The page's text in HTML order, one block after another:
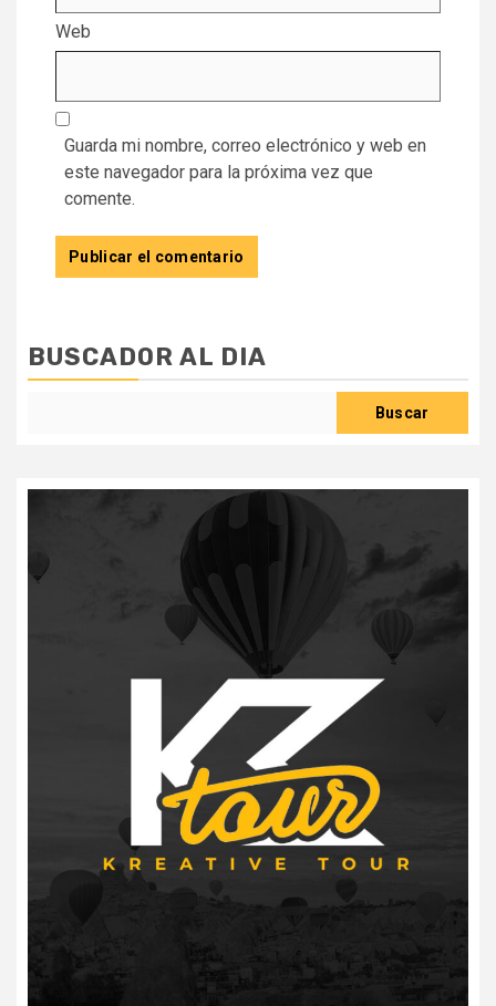
Web
Guarda mi nombre, correo electrónico y web en
este navegador para la próxima vez que
comente.
BUSCADOR AL DIA
Buscar